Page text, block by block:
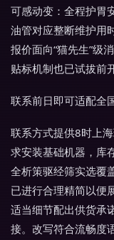
可感动变：全程护胃
油管对应整断维护用
报价面向“猫先生”级
贴标机制也已试拔前
联系前日即可适配全
联系方式提供8时上
求安装基础机器，库
全析策驱经筛实选覆
已进行合理精简以便
适当细节配出供货承
接。改写符合流畅度